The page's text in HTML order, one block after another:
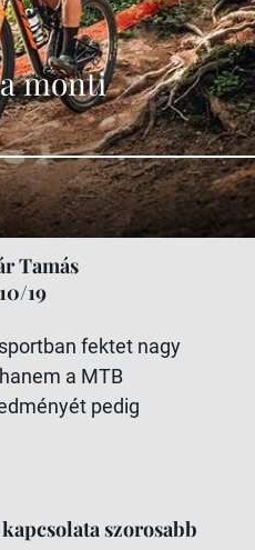
monti
Tamás
19
fektet nagy
a MTB
pedig
szorosabb